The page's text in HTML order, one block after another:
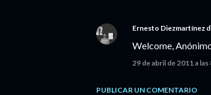
Ernesto Diezmartínez
Welcome,
29 de abril de 2011 a las
PUBLICAR UN COMENTARIO